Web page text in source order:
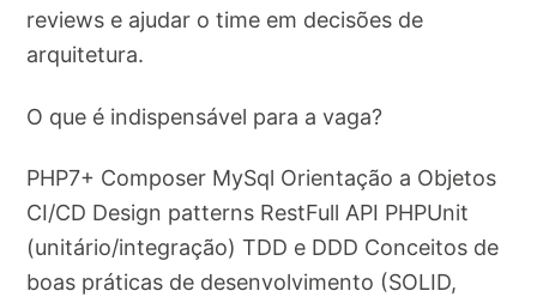
reviews e ajudar o time em decisões de
arquitetura.
O que é indispensável para a vaga?
PHP7+ Composer MySql Orientação a Objetos
CI/CD Design patterns RestFull API PHPUnit
(unitário/integração) TDD e DDD Conceitos de
boas práticas de desenvolvimento (SOLID,